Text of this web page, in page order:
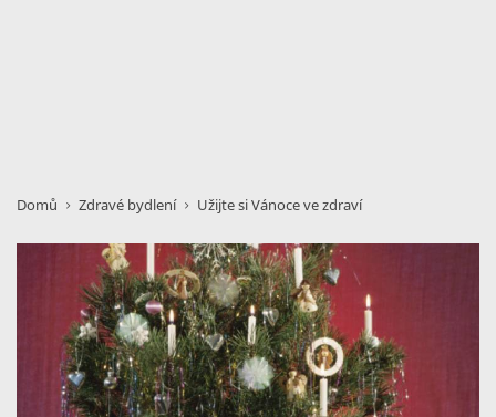
Domů Zdravé bydlení Užijte si Vánoce ve zdraví